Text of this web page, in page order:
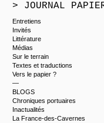
> JOURNAL
Entretiens
Invités
Littérature
Médias
Sur le terrain
Textes et traductions
Vers le papier ?
—
BLOGS
Chroniques portuaires
Inactualités
La France-des-Cavernes